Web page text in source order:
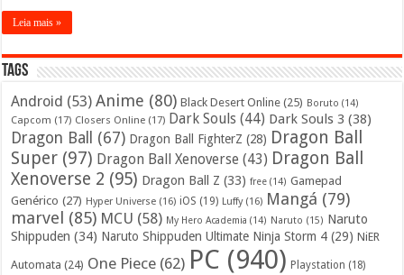
Leia mais »
Tags
Android (53) Anime (80) Black Desert Online (25) Boruto (14)
Capcom (17) Closers Online (17) Dark Souls (44) Dark Souls 3 (38)
Dragon Ball (67) Dragon Ball FighterZ (28) Dragon Ball
Super (97) Dragon Ball Xenoverse (43) Dragon Ball
Xenoverse 2 (95) Dragon Ball Z (33) free (14) Gamepad
Genérico (27) Hyper Universe (16) iOS (19) Luffy(16) Mangá (79)
marvel (85) MCU (58) My Hero Academia (14) Naruto (15) Naruto
Shippuden (34) Naruto Shippuden Ultimate Ninja Storm 4 (29) NiER
Automata (24) One Piece (62) PC (940) Playstation (18)